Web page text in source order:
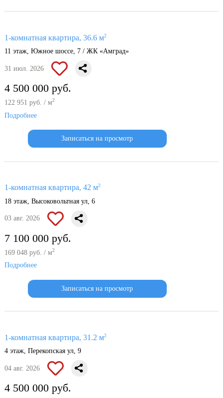
1-комнатная квартира, 36.6 м2
11 этаж, Южное шоссе, 7 / ЖК «Амград»
31 июл. 2026
4 500 000 руб.
122 951 руб. / м2
Подробнее
Записаться на просмотр
1-комнатная квартира, 42 м2
18 этаж, Высоковольтная ул, 6
03 авг. 2026
7 100 000 руб.
169 048 руб. / м2
Подробнее
Записаться на просмотр
1-комнатная квартира, 31.2 м2
4 этаж, Перекопская ул, 9
04 авг. 2026
4 500 000 руб.